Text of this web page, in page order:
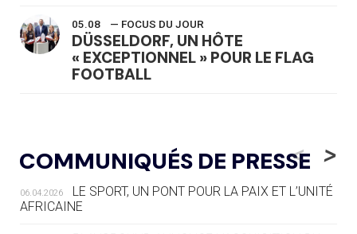
05.08 — FOCUS DU JOUR
DÜSSELDORF, UN HÔTE
« EXCEPTIONNEL » POUR LE FLAG
FOOTBALL
LE RÊVE DE VOIR LA LUGE ALPINE
AUX JO « N'EST PAS FINI »
05.08 — TIR À L'ARC
DES MONDIAUX À BRISBANE SUR LA
COMMUNIQUÉS DE PRESSE
<
06.04.2026
LE SPORT, UN PONT POUR LA PAIX ET L’UNITÉ
AFRICAINE
>